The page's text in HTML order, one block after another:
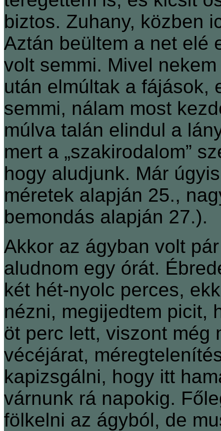
biztos. Zuhany, közben
Aztán beültem a net elé
volt semmi. Mivel
után elmúltak a fájások,
semmi, nálam most
múlva talán elindul a
mert a „szakirodalom”
hogy aludjunk. Már
méretek alapján 25.,
bemondás alapján 27.).
Akkor az ágyban volt
aludnom egy órát.
két hét-nyolc perces,
nézni, megijedtem picit,
öt perc lett, viszont még
vécéjárat,
kapizsgálni, hogy itt
várnunk rá napokig.
fölkelni az ágyból, de